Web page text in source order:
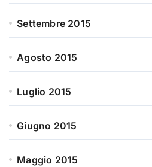
Settembre 2015
Agosto 2015
Luglio 2015
Giugno 2015
Maggio 2015